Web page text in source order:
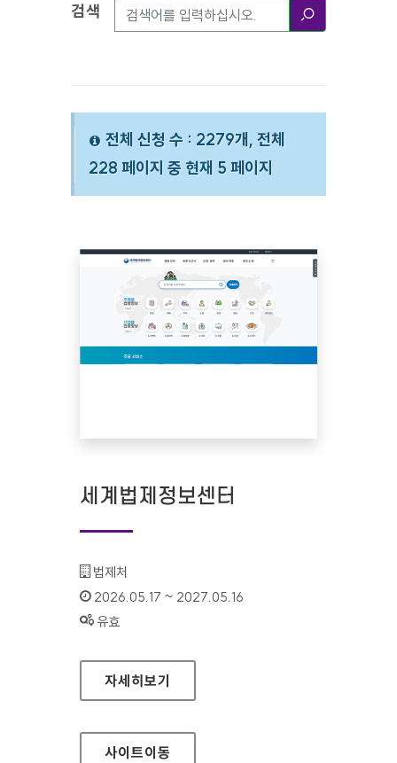
검색옵션
검색
전체 신청 수 : 2279개, 전체
228 페이지 중 현재 5 페이지
세계법제정보센터
기관명 :
법제처
인증기간 :
2026.05.17 ~ 2027.05.16
상태 :
유효
세계법제정보센터
자세히보기
사이트이동